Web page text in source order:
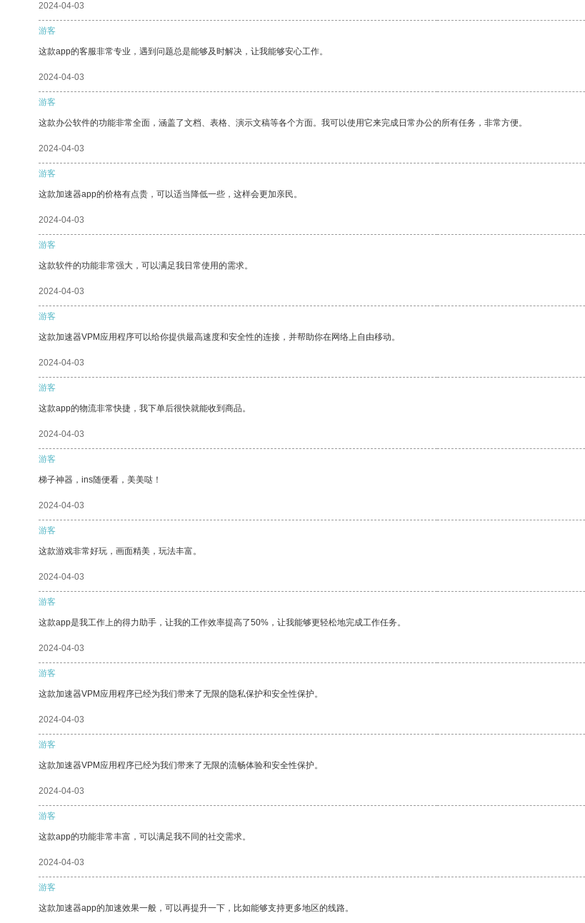
2024-04-03
游客
这款app的客服非常专业，遇到问题总是能够及时解决，让我能够安心工作。
2024-04-03
游客
这款办公软件的功能非常全面，涵盖了文档、表格、演示文稿等各个方面。我可以使用它来完成日常办公的所有任务，非常方便。
2024-04-03
游客
这款加速器app的价格有点贵，可以适当降低一些，这样会更加亲民。
2024-04-03
游客
这款软件的功能非常强大，可以满足我日常使用的需求。
2024-04-03
游客
这款加速器VPM应用程序可以给你提供最高速度和安全性的连接，并帮助你在网络上自由移动。
2024-04-03
游客
这款app的物流非常快捷，我下单后很快就能收到商品。
2024-04-03
游客
梯子神器，ins随便看，美美哒！
2024-04-03
游客
这款游戏非常好玩，画面精美，玩法丰富。
2024-04-03
游客
这款app是我工作上的得力助手，让我的工作效率提高了50%，让我能够更轻松地完成工作任务。
2024-04-03
游客
这款加速器VPM应用程序已经为我们带来了无限的隐私保护和安全性保护。
2024-04-03
游客
这款加速器VPM应用程序已经为我们带来了无限的流畅体验和安全性保护。
2024-04-03
游客
这款app的功能非常丰富，可以满足我不同的社交需求。
2024-04-03
游客
这款加速器app的加速效果一般，可以再提升一下，比如能够支持更多地区的线路。